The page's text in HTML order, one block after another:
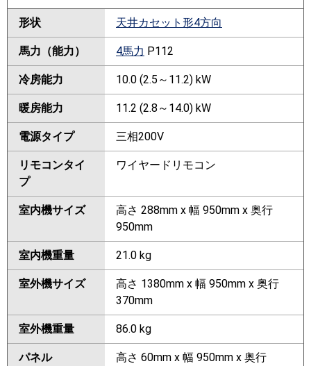
形状 天井カセット形4方向
馬力（能力） 4馬力 P112
冷房能力 10.0 (2.5～11.2) kW
暖房能力 11.2 (2.8～14.0) kW
電源タイプ 三相200V
リモコンタイ
プ
ワイヤードリモコン
室内機サイズ
高さ 288mm x 幅 950mm x 奥行
950mm
室内機重量 21.0 kg
室外機サイズ
高さ 1380mm x 幅 950mm x 奥行
370mm
室外機重量 86.0 kg
パネル
高さ 60mm x 幅 950mm x 奥行